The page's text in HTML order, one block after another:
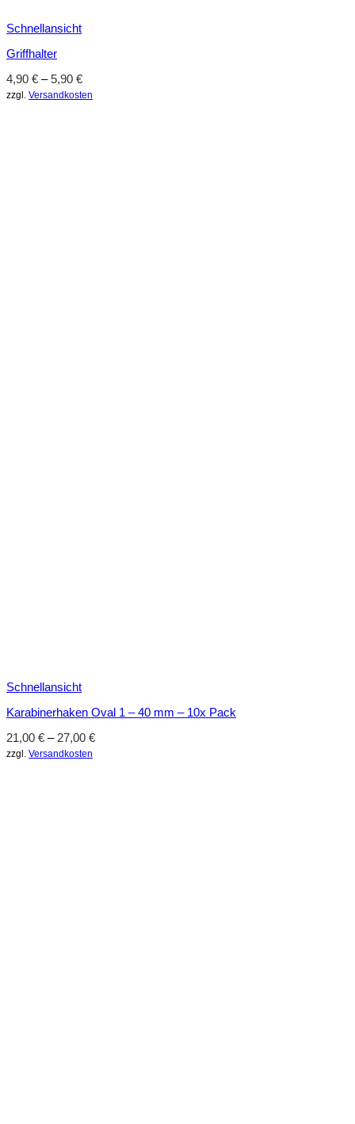
Schnellansicht
Griffhalter
4,90 € –5,90 €
zzgl. Versandkosten
Schnellansicht
Karabinerhaken Oval 1 – 40 mm – 10x Pack
21,00 € – 27,00 €
zzgl. Versandkosten